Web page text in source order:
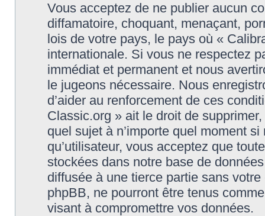
Vous acceptez de ne publier aucun
diffamatoire, choquant, menaçant,
lois de votre pays, le pays où «
internationale. Si vous ne respectez
immédiat et permanent et nous
le jugeons nécessaire. Nous
d’aider au renforcement de ces
Classic.org » ait le droit de
quel sujet à n’importe quel moment
qu’utilisateur, vous acceptez que
stockées dans notre base de
diffusée à une tierce partie sans
phpBB, ne pourront être tenus
visant à compromettre vos données.